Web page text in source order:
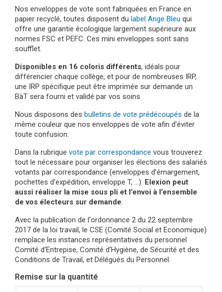
Nos enveloppes de vote sont fabriquées en France en
papier recyclé, toutes disposent du label Ange Bleu qui
offre une garantie écologique largement supérieure aux
normes FSC et PEFC. Ces mini enveloppes sont sans
soufflet.
Disponibles en 16 coloris différents, idéals pour
différencier chaque collège, et pour de nombreuses IRP,
une IRP spécifique peut être imprimée sur demande un
BàT sera fourni et validé par vos soins.
Nous disposons des bulletins de vote prédécoupés de la
même couleur que nos enveloppes de vote afin d’éviter
toute confusion.
Dans la rubrique vote par correspondance vous trouverez
tout le nécessaire pour organiser les élections des salariés
votants par correspondance (enveloppes d’émargement,
pochettes d’expédition, enveloppe T, …). Elexion peut
aussi réaliser la mise sous pli et l’envoi à l’ensemble
de vos électeurs sur demande.
Avec la publication de l'ordonnance 2 du 22 septembre
2017 de la loi travail, le CSE (Comité Social et Economique)
remplace les instances représentatives du personnel
Comité d'Entrepise, Comité d'Hygiène, de Sécurité et des
Conditions de Travail, et Délégués du Personnel.
Remise sur la quantité